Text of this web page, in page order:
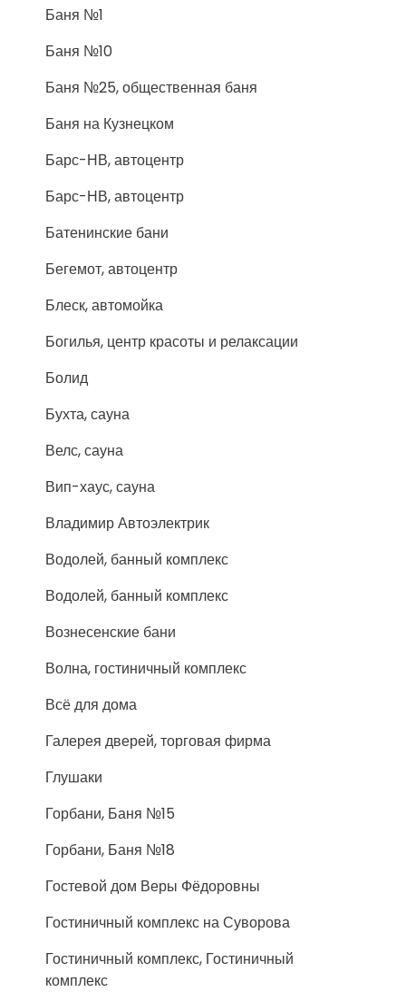
Баня №1
Баня №10
Баня №25, общественная баня
Баня на Кузнецком
Барс-НВ, автоцентр
Барс-НВ, автоцентр
Батенинские бани
Бегемот, автоцентр
Блеск, автомойка
Богилья, центр красоты и релаксации
Болид
Бухта, сауна
Велс, сауна
Вип-хаус, сауна
Владимир Автоэлектрик
Водолей, банный комплекс
Водолей, банный комплекс
Вознесенские бани
Волна, гостиничный комплекс
Всё для дома
Галерея дверей, торговая фирма
Глушаки
Горбани, Баня №15
Горбани, Баня №18
Гостевой дом Веры Фёдоровны
Гостиничный комплекс на Суворова
Гостиничный комплекс, Гостиничный
комплекс